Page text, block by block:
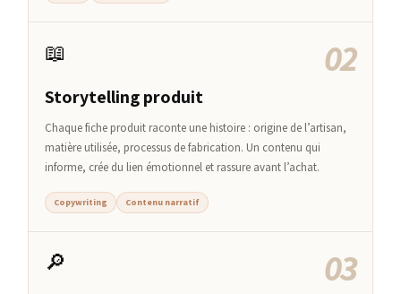
📖 02
Storytelling produit
Chaque fiche produit raconte une histoire : origine de l’artisan,
matière utilisée, processus de fabrication. Un contenu qui
informe, crée du lien émotionnel et rassure avant l’achat.
Copywriting Contenu narratif
🔎 03